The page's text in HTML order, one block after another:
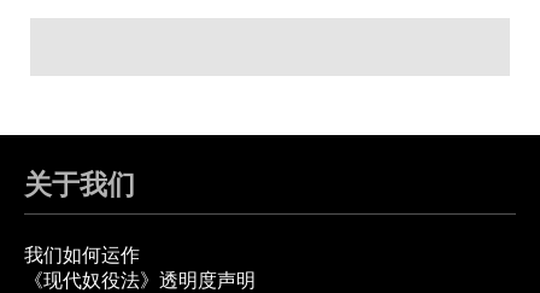
关于我们
我们如何运作
《现代奴役法》透明度声明